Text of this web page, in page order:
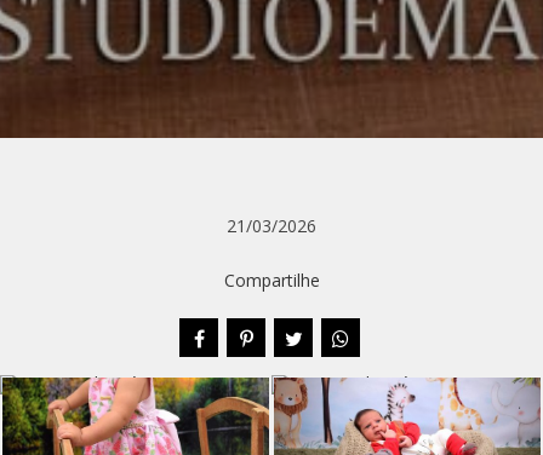
21/03/2026
Compartilhe